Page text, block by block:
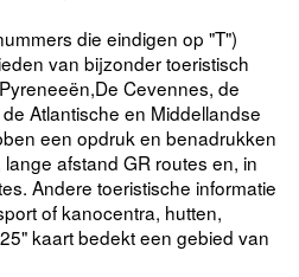
die eindigen op "T")
van bijzonder toeristisch
Cevennes, de
Atlantische en Middellandse
een opdruk en benadrukken
afstand GR routes en, in
Andere toeristische informatie
of kanocentra, hutten,
kaart bedekt een gebied van